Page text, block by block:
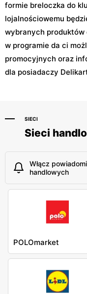
formie breloczka do
lojalnościowemu
wybranych
w programie da ci
promocyjnych oraz
dla posiadaczy
SIECI
Sieci
Włącz
handlowych
POLOmarket